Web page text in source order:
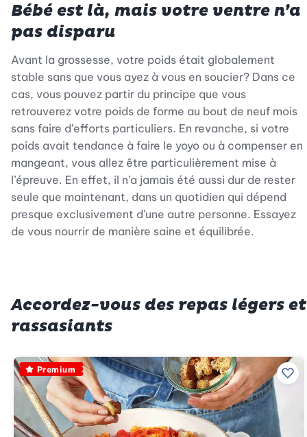
Bébé est là, mais votre ventre n’a
pas disparu
Avant la grossesse, votre poids était globalement
stable sans que vous ayez à vous en soucier? Dans ce
cas, vous pouvez partir du principe que vous
retrouverez votre poids de forme au bout de neuf mois
sans faire d’efforts particuliers. En revanche, si votre
poids avait tendance à faire le yoyo ou à compenser en
mangeant, vous allez être particulièrement mise à
l’épreuve. En effet, il n’a jamais été aussi dur de rester
seule que maintenant, dans un quotidien qui dépend
presque exclusivement d’une autre personne. Essayez
de vous nourrir de manière saine et équilibrée.
Accordez-vous des repas légers et
rassasiants
Premium